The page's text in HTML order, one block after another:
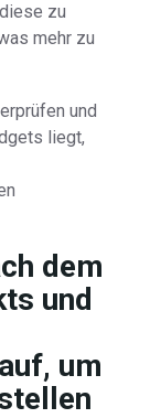
zu
mehr zu
und
liegt,
dem
und
um